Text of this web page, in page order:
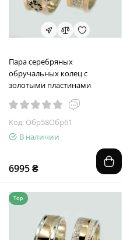
Пара серебряных
обручальных колец с
золотыми пластинами
Код: Обр58Обр61
В наличии
6995 ₴
Top